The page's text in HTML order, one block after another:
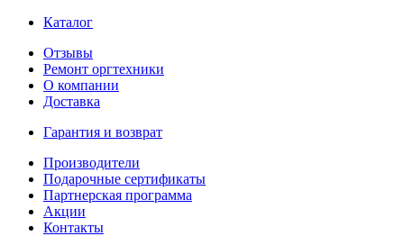
Каталог
Отзывы
Ремонт оргтехники
О компании
Доставка
Гарантия и возврат
Производители
Подарочные сертификаты
Партнерская программа
Акции
Контакты